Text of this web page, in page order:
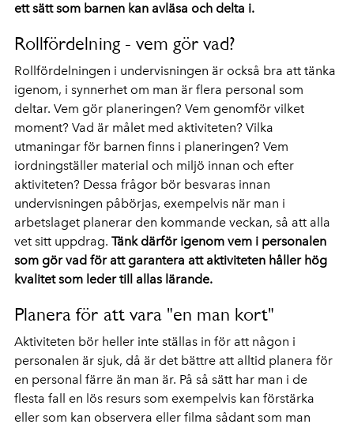
ett sätt som barnen kan avläsa och delta i.
Rollfördelning - vem gör vad?
Rollfördelningen i undervisningen är också bra att tänka
igenom, i synnerhet om man är flera personal som
deltar. Vem gör planeringen? Vem genomför vilket
moment? Vad är målet med aktiviteten? Vilka
utmaningar för barnen finns i planeringen? Vem
iordningställer material och miljö innan och efter
aktiviteten? Dessa frågor bör besvaras innan
undervisningen påbörjas, exempelvis när man i
arbetslaget planerar den kommande veckan, så att alla
vet sitt uppdrag. Tänk därför igenom vem i personalen
som gör vad för att garantera att aktiviteten håller hög
kvalitet som leder till allas lärande.
Planera för att vara "en man kort"
Aktiviteten bör heller inte ställas in för att någon i
personalen är sjuk, då är det bättre att alltid planera för
en personal färre än man är. På så sätt har man i de
flesta fall en lös resurs som exempelvis kan förstärka
eller som kan observera eller filma sådant som man